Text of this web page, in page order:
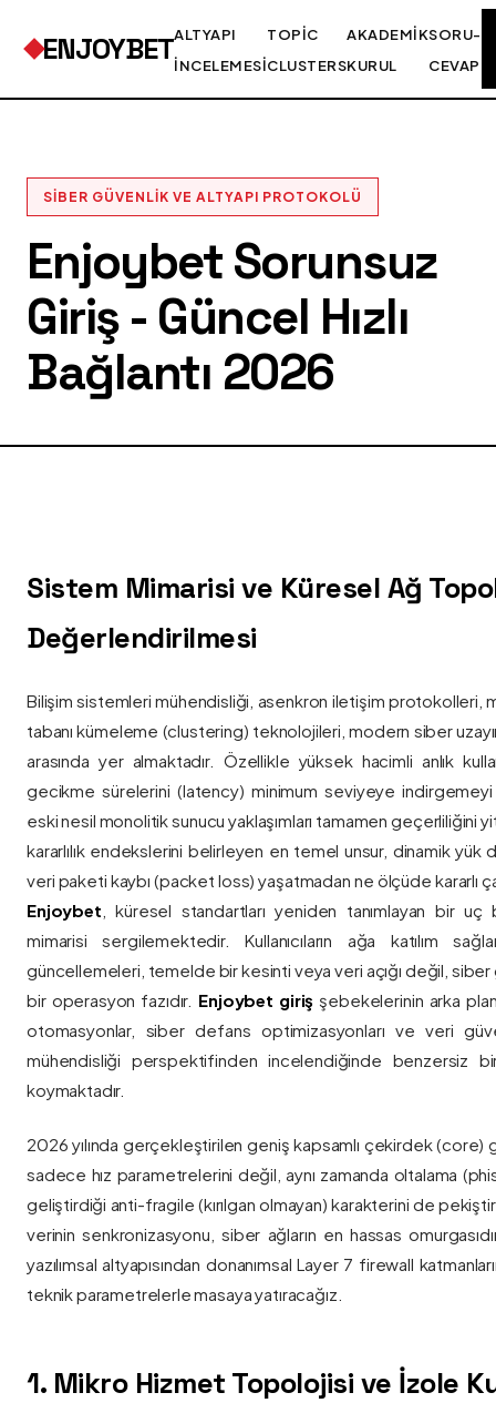
ENJOYBETALTYAPI
İNCELEMESI
TOPIC
CLUSTERS
AKADEMIK
KURUL
SORU-
CEVAP
SIBER GÜVENLIK VE ALTYAPI PROTOKOLÜ
Enjoybet Sorunsuz
Giriş - Güncel Hızlı
Bağlantı 2026
Sistem Mimarisi ve Küresel Ağ
Değerlendirilmesi
Bilişim sistemleri mühendisliği, asenkron iletişim protokolleri,
tabanı kümeleme (clustering) teknolojileri, modern siber
arasında yer almaktadır. Özellikle yüksek hacimli anlık
gecikme sürelerini (latency) minimum seviyeye
eski nesil monolitik sunucu yaklaşımları tamamen geçerliliğini
kararlılık endekslerini belirleyen en temel unsur, dinamik yük
veri paketi kaybı (packet loss) yaşatmadan ne ölçüde kararlı
Enjoybet , küresel standartları yeniden tanımlayan bir
mimarisi sergilemektedir. Kullanıcıların ağa katılım
güncellemeleri, temelde bir kesinti veya veri açığı değil, siber
bir operasyon fazıdır. Enjoybet giriş şebekelerinin arka
otomasyonlar, siber defans optimizasyonları ve veri
mühendisliği perspektifinden incelendiğinde benzersiz
koymaktadır.
2026 yılında gerçekleştirilen geniş kapsamlı çekirdek
sadece hız parametrelerini değil, aynı zamanda oltalama
geliştirdiği anti-fragile (kırılgan olmayan) karakterini de
verinin senkronizasyonu, siber ağların en hassas
yazılımsal altyapısından donanımsal Layer 7 firewall
teknik parametrelerle masaya yatıracağız.
1. Mikro Hizmet Topolojisi ve İzole